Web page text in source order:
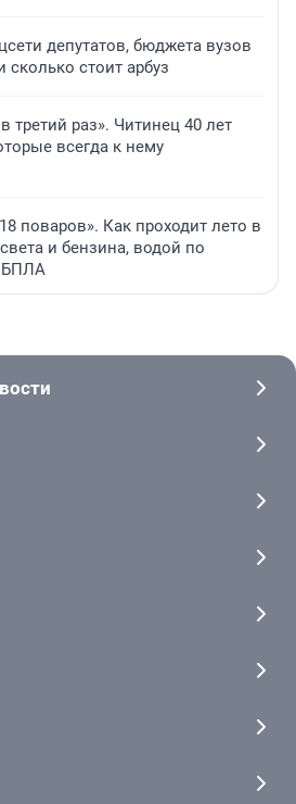
депутатов, бюджета вузов
стоит арбуз
третий раз». Читинец 40 лет
всегда к нему
поваров». Как проходит лето в
и бензина, водой по
БПЛА